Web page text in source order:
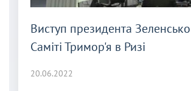
Виступ президента
Саміті Тримор'я в Ризі
20.06.2022